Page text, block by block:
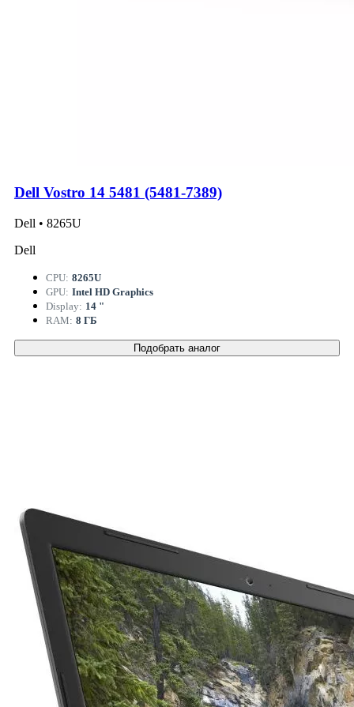
Dell Vostro 14 5481 (5481-7389)
Dell • 8265U
Dell
CPU: 8265U
GPU: Intel HD Graphics
Display: 14 "
RAM: 8 ГБ
Подобрать аналог